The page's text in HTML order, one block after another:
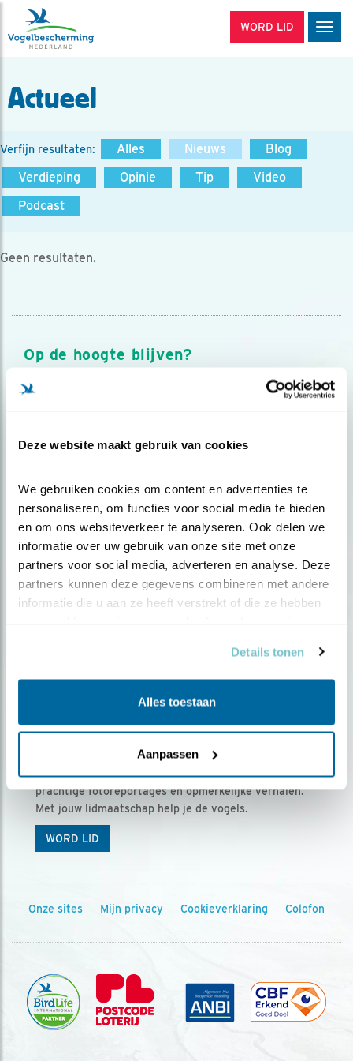
Deze website maakt gebruik van cookies
We gebruiken cookies om content en advertenties te
personaliseren, om functies voor social media te bieden
en om ons websiteverkeer te analyseren. Ook delen we
informatie over uw gebruik van onze site met onze
partners voor social media, adverteren en analyse. Deze
partners kunnen deze gegevens combineren met andere
informatie die u aan ze heeft verstrekt of die ze hebben
Details tonen
Alles toestaan
Aanpassen
WORD LID
Actueel
Verfijn resultaten: Alles Nieuws
Blog
Verdieping
Opinie Tip
Video
Podcast
Geen resultaten.
Op de hoogte blijven?
Meld je aan en ontvang nieuws, inspiratie, acties en tips
over vogels en activiteiten van Vogelbescherming.
Ontvang 5 x Vogels voor € 36,00 per jaar
Vogels is het tijdschrift voor onze leden, met
prachtige fotoreportages en opmerkelijke verhalen.
Met jouw lidmaatschap help je de vogels.
WORD LID
Onze sites Mijn privacy Cookieverklaring Colofon